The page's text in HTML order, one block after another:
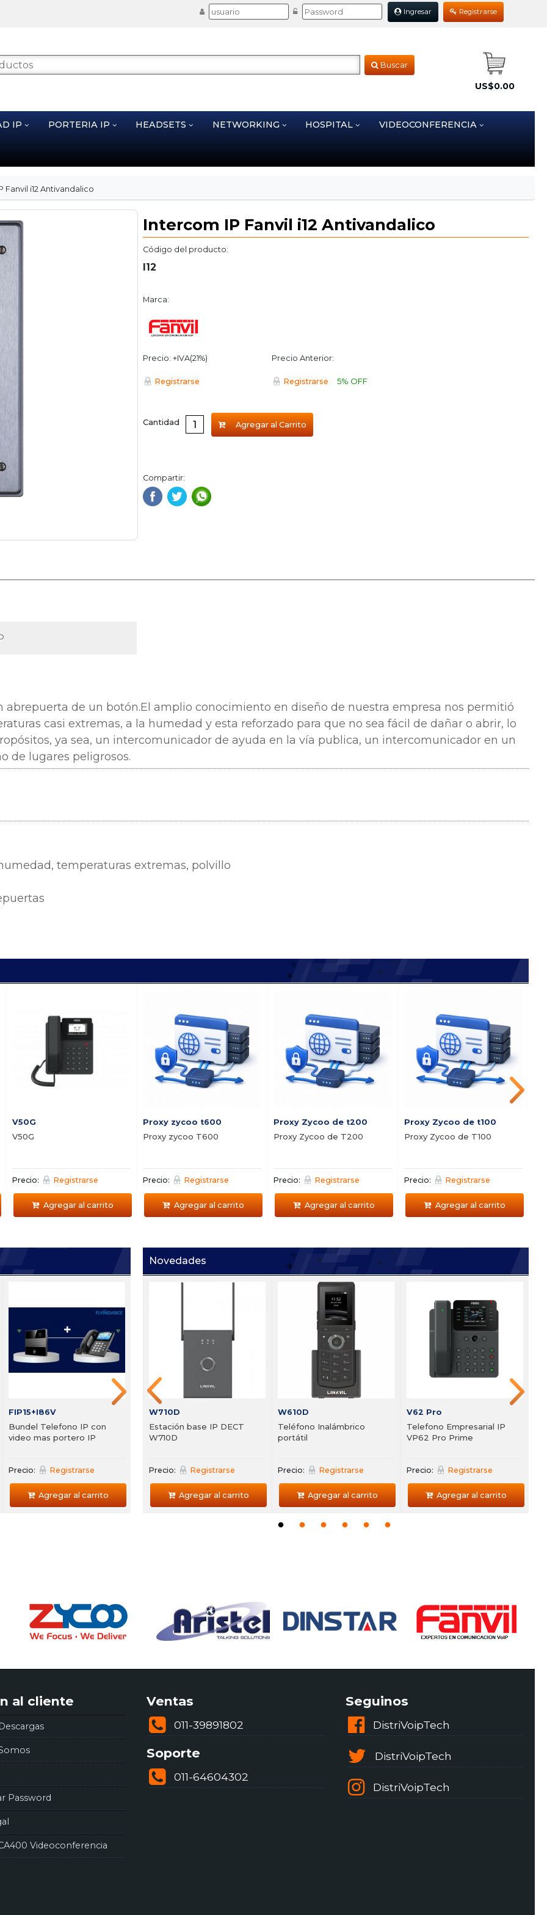
Ingresar Registrarse
Buscar
US$0.00
IP PORTERIA IP HEADSETS NETWORKING HOSPITAL VIDEOCONFERENCIA
Fanvil i12 Antivandalico
Intercom IP Fanvil i12 Antivandalico
Código del producto:
I12
Marca:
Precio: +IVA(21%)
Registrarse
Precio Anterior:
Registrarse 5% OFF
Cantidad Agregar al Carrito
Compartir:
abrepuerta de un botón.El amplio conocimiento en diseño de nuestra empresa nos permitió
casi extremas, a la humedad y esta reforzado para que no sea fácil de dañar o abrir, lo
ya sea, un intercomunicador de ayuda en la vía publica, un intercomunicador en un
de lugares peligrosos.
temperaturas extremas, polvillo
V50G
V50G
Precio: Registrarse
Agregar al carrito
Proxy zycoo t600
Proxy zycoo T600
Precio: Registrarse
Agregar al carrito
Proxy Zycoo de t200
Proxy Zycoo de T200
Precio: Registrarse
Agregar al carrito
Proxy Zycoo de t100
Proxy Zycoo de T100
Precio: Registrarse
Agregar al carrito
FIP15+I86V
Bundel Telefono IP con
video mas portero IP
Precio: Registrarse
Agregar al carrito
i63+I53
Precio: Registrarse
Agregar al carrito
sistema de portero para
Registrarse
Agregar al carrito
I33 + I53 Combo
Sistema de porteria para
Agregar al carrito
Novedades
Portero IP con sensor de
Precio: Registrarse
Agregar al carrito
W710D
Estación base IP DECT
W710D
Precio: Registrarse
Agregar al carrito
W610D
Teléfono Inalámbrico
portátil
Precio: Registrarse
Agregar al carrito
V62 Pro
Telefono Empresarial IP
VP62 Pro Prime
Precio: Registrarse
Agregar al carrito
al cliente
Password
Videoconferencia
Ventas
011-39891802
Soporte
011-64604302
Seguinos
DistriVoipTech
DistriVoipTech
DistriVoipTech